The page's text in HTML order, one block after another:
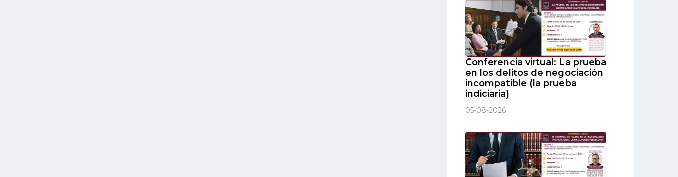
Conferencia virtual: La prueba
en los delitos de negociación
incompatible (la prueba
indiciaria)
05-08-2026